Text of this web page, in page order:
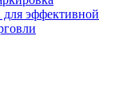
для эффективной